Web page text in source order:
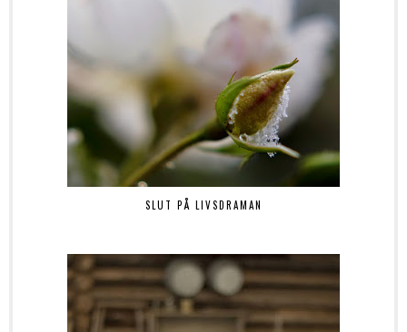
SLUT PÅ LIVSDRAMAN